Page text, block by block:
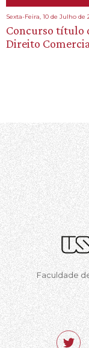
Sexta-Feira, 10 de Julho de
Concurso título
Direito
Faculdade